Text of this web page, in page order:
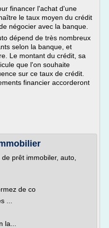
financer l'achat d'une
le taux moyen du crédit
négocier avec la banque.
dépend de très nombreux
selon la banque, et
Le montant du crédit, sa
que l'on souhaite
sur ce taux de crédit.
financier accorderont
prêt immobiler, auto,
de co
...
la...